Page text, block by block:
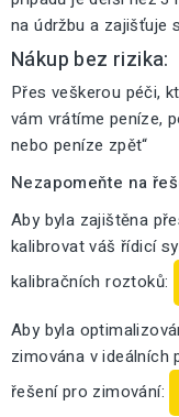
na údržbu a zajišťuje
Nákup bez rizika:
Přes veškerou péči,
vám vrátíme peníze,
nebo peníze zpět“
Nezapomeňte na
Aby byla zajištěna
kalibrovat váš řídicí
kalibračních roztoků:
Aby byla
zimována v ideálních
řešení pro zimování: